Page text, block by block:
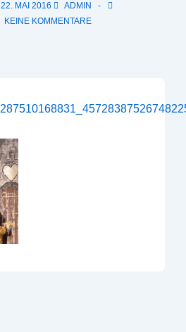
22. MAI 2016
ADMIN
KEINE KOMMENTARE